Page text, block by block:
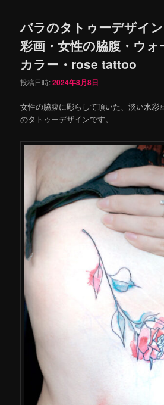
バラのタトゥーデザイ
彩画・女性の脇腹・ウォ
カラー・rose tattoo
投稿日時:2024年8月8日
女性の脇腹に彫らして頂いた、淡い水彩
のタトゥーデザインです。